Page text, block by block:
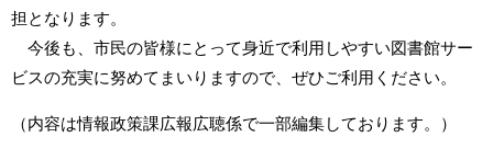
担となります。
今後も、市民の皆様にとって身近で利用しやすい図書館サー
ビスの充実に努めてまいりますので、ぜひご利用ください。
（内容は情報政策課広報広聴係で一部編集しております。）